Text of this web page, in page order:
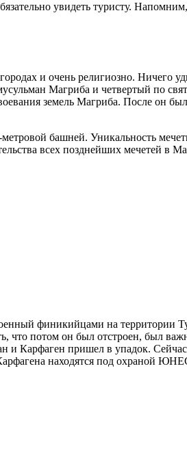
увидеть туристу.
и очень религиозно. Ничего
Магриба и четвертый по
земель Магриба. После он
башней. Уникальность
всех позднейших мечетей в
финикийцами на территории
что потом он был отстроен, был
и Карфаген пришел в упадок.
находятся под охраной